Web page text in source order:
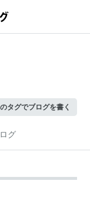
タグでブログを書く
グ